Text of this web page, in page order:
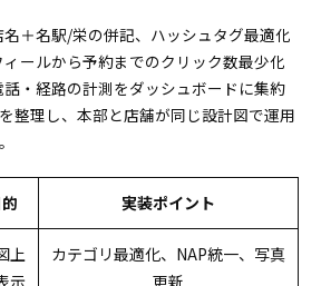
名＋名駅/栄の併記、ハッシュタグ最適化
ィールから予約までのクリック数最少化
話・経路の計測をダッシュボードに集約
整理し、本部と店舗が同じ設計図で運用
実装ポイント
上
示
カテゴリ最適化、NAP統一、写真
更新